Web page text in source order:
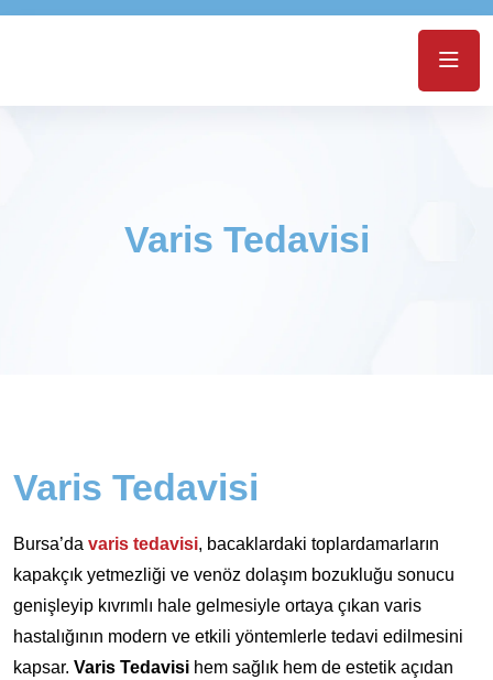
Varis Tedavisi
Varis Tedavisi
Bursa’da varis tedavisi, bacaklardaki toplardamarların
kapakçık yetmezliği ve venöz dolaşım bozukluğu sonucu
genişleyip kıvrımlı hale gelmesiyle ortaya çıkan varis
hastalığının modern ve etkili yöntemlerle tedavi edilmesini
kapsar. Varis Tedavisi hem sağlık hem de estetik açıdan